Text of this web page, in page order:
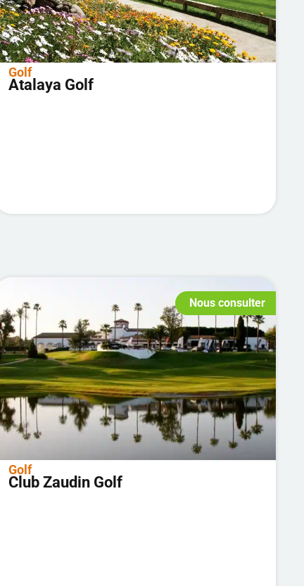
Golf
Atalaya Golf
Nous consulter
Golf
Club Zaudin Golf